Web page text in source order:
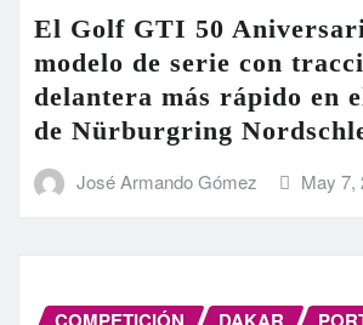
El Golf GTI 50
modelo de serie con
delantera más rápido en
de Nürburgring
José Armando Gómez May 7,